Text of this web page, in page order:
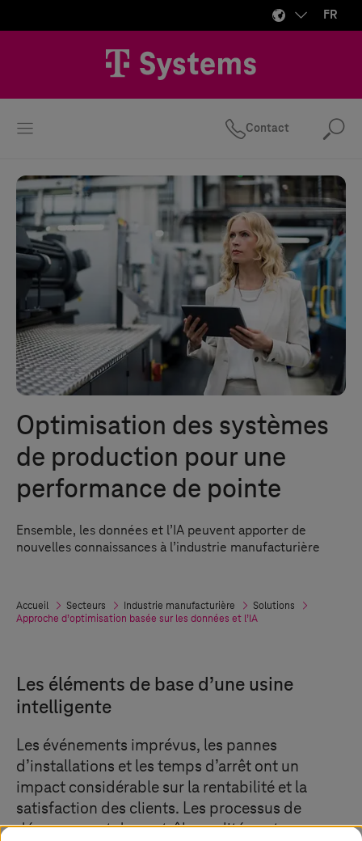
FR
Contact
Optimisation des systèmes
de production pour une
performance de pointe
Ensemble, les données et l’IA peuvent apporter de
nouvelles connaissances à l’industrie manufacturière
Accueil Secteurs Industrie manufacturière
Solutions
Approche d’optimisation basée sur les données et l’IA
Les éléments de base d’une usine
intelligente
Les événements imprévus, les pannes
d’installations et les temps d’arrêt ont un
impact considérable sur la rentabilité et la
satisfaction des clients. Les processus de
dépannage et de contrôle qualité sont